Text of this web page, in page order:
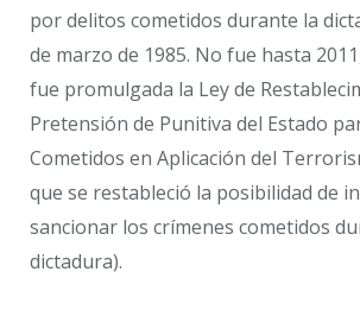
por delitos cometidos durante la
de marzo de 1985. No fue hasta
fue promulgada la Ley de
Pretensión de Punitiva del Estado
Cometidos en Aplicación del
que se restableció la posibilidad de
sancionar los crímenes cometidos
dictadura).